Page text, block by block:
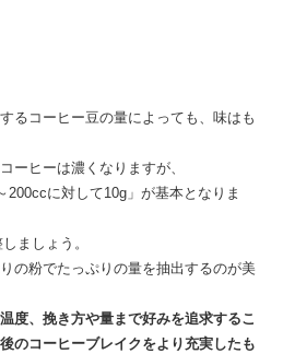
るコーヒー豆の量によっても、味はも
ーヒーは濃くなりますが、
200ccに対して10g」が基本となりま
ましょう。
の粉でたっぷりの量を抽出するのが美
度、挽き方や量まで好みを追求するこ
のコーヒーブレイクをより充実したも